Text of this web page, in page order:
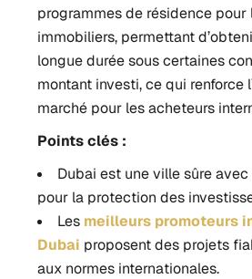
programmes de résidence pour
immobiliers, permettant
longue durée sous certaines
montant investi, ce qui renforce
marché pour les acheteurs
Points clés :
Dubai est une ville sûre
pour la protection des
Les meilleurs promoteurs
Dubai proposent des projets
aux normes internationales.